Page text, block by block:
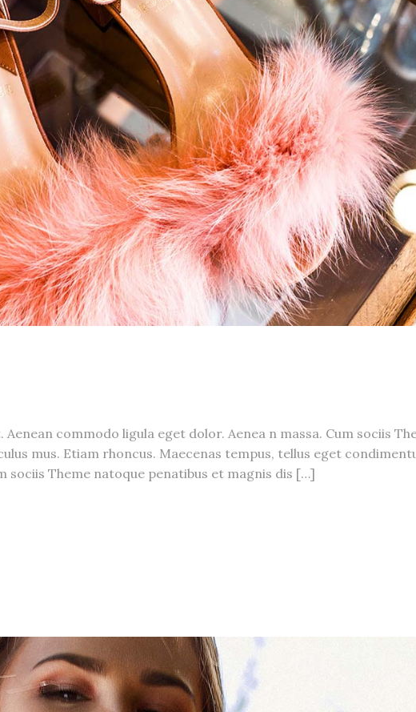
commodo ligula eget dolor. Aenea n massa. Cum sociis
mus. Etiam rhoncus. Maecenas tempus, tellus eget
sociis Theme natoque penatibus et magnis dis […]